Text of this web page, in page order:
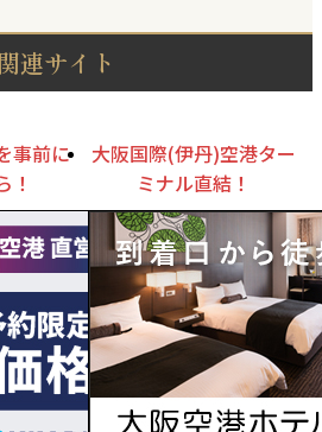
関連サイト
事前に
！
大阪国際(伊丹)空港ター
ミナル直結！